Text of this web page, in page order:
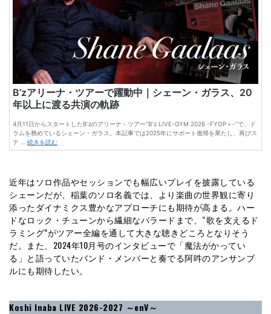
近年はソロ作品やセッションでも幅広いプレイを披露している
シェーンだが、稲葉のソロ名義では、より楽曲の世界観に寄り
添ったダイナミクス豊かなアプローチにも期待が高まる。ハー
ドなロック・チューンから繊細なバラードまで、“歌を支えるド
ラミング”がツアー全編を通して大きな聴きどころとなりそう
だ。また、2024年10月号のインタビューで「魔法がかってい
る」と語っていたバンド・メンバーと奏でる阿吽のアンサンブ
ルにも期待したい。
Koshi Inaba LIVE 2026-2027 ～enV～